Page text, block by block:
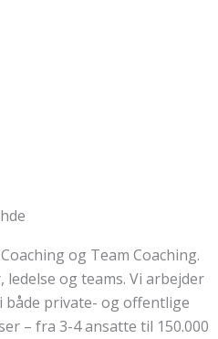
og Team Coaching.
og teams. Vi arbejder
både private- og offentlige
– fra 3-4 ansatte til 150.000